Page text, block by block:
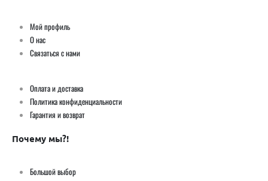
Мой профиль
О нас
Связаться с нами
Оплата и доставка
Политика конфиденциальности
Гарантия и возврат
Почему мы?!
Большой выбор